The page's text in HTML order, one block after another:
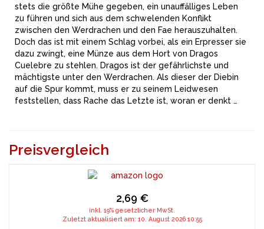
stets die größte Mühe gegeben, ein unauffälliges Leben
zu führen und sich aus dem schwelenden Konflikt
zwischen den Werdrachen und den Fae herauszuhalten.
Doch das ist mit einem Schlag vorbei, als ein Erpresser sie
dazu zwingt, eine Münze aus dem Hort von Dragos
Cuelebre zu stehlen. Dragos ist der gefährlichste und
mächtigste unter den Werdrachen. Als dieser der Diebin
auf die Spur kommt, muss er zu seinem Leidwesen
feststellen, dass Rache das Letzte ist, woran er denkt …
Preisvergleich
2,69 €
inkl. 19% gesetzlicher MwSt.
Zuletzt aktualisiert am: 10. August 2026 10:55